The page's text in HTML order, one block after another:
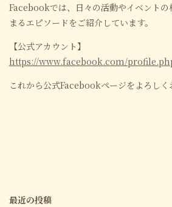
Facebookでは、日々の活動やイベントの
まるエピソードをご紹介しています。
【公式アカウント】
https://www.facebook.com/
これから公式Facebookページをよろしく
最近の投稿